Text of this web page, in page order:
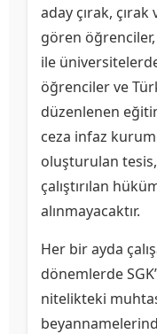
aday çırak,
gören
ile üniversitelerde
öğrenciler ve
düzenlenen
ceza infaz
oluşturulan
çalıştırılan
alınmayacaktır.
Her bir ayda
dönemlerde
nitelikteki